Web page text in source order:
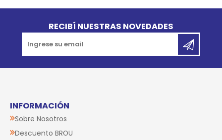
RECIBÍ NUESTRAS NOVEDADES
INFORMACIÓN
Sobre Nosotros
Descuento BROU